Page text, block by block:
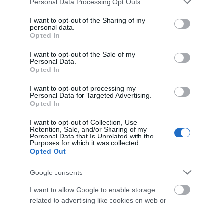
not limited to your visit or usage behaviour. You may click to
grant or deny consent to Google and its third-party tags to
use your data for below specified purposes in below Google
consent section.
Personal Data Processing Opt Outs
I want to opt-out of the Sharing of my
personal data.
Opted In
I want to opt-out of the Sale of my
Personal Data.
Opted In
I want to opt-out of processing my
Personal Data for Targeted Advertising.
Opted In
I want to opt-out of Collection, Use,
Retention, Sale, and/or Sharing of my
Personal Data that Is Unrelated with the
Purposes for which it was collected.
Opted Out
Google consents
I want to allow Google to enable storage
related to advertising like cookies on web or
ABatman Superman ellen: Az igazság hajnala
2016. március 25-én debütál a mozikban.
Forrás:Magyar Film Adatbázis